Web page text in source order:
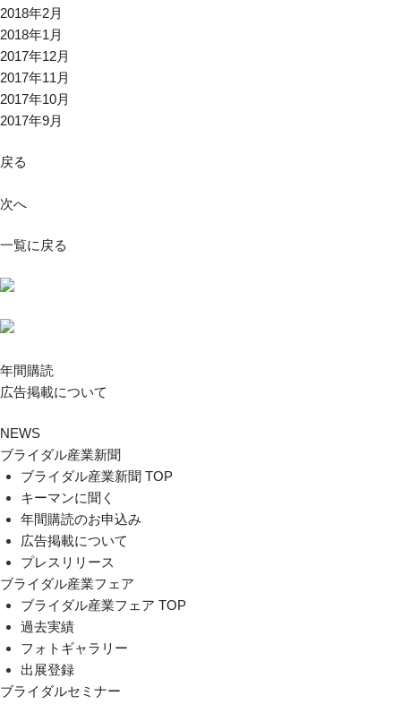
2018年2月
2018年1月
2017年12月
2017年11月
2017年10月
2017年9月
戻る
次へ
一覧に戻る
年間購読
広告掲載について
NEWS
ブライダル産業新聞
ブライダル産業新聞 TOP
キーマンに聞く
年間購読のお申込み
広告掲載について
プレスリリース
ブライダル産業フェア
ブライダル産業フェア TOP
過去実績
フォトギャラリー
出展登録
ブライダルセミナー